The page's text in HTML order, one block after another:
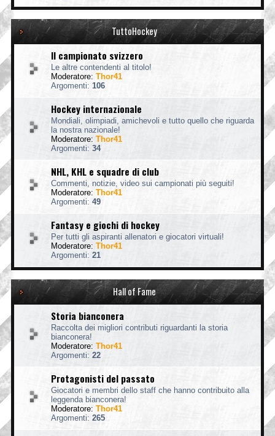
TuttoHockey
Il campionato svizzero
Le altre contendenti al titolo!
Moderatore: Thor41
Argomenti: 106
Hockey internazionale
Mondiali, olimpiadi, amichevoli e tutto quello che riguarda
la nostra nazionale!
Moderatore: Thor41
Argomenti: 34
NHL, KHL e squadre di club
Commenti, notizie, video sui campionati più seguiti!
Moderatore: Thor41
Argomenti: 49
Fantasy e giochi di hockey
Per tutti gli aspiranti allenatori e giocatori virtuali!
Moderatore: Thor41
Argomenti: 21
Hall of Fame
Storia bianconera
Raccolta dei migliori contributi riguardanti la storia
bianconera!
Moderatore: Thor41
Argomenti: 22
Protagonisti del passato
Giocatori e membri dello staff che hanno contribuito alla
leggenda bianconera!
Moderatore: Thor41
Argomenti: 265